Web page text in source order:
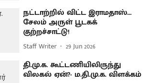
நட்டாற்றில் விட்ட இராமதாஸ்...
சேலம் அருள் பூடகக்
குற்றச்சாட்டு!
Staff Writer 29 Jun 2026
தி.மு.க. கூட்டணியிலிருந்து
விலகல் ஏன்?- ம.தி.மு.க. விளக்கம்